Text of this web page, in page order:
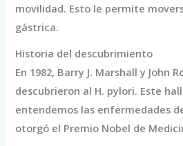
movilidad. Esto le permite
gástrica.
Historia del descubrimiento
En 1982, Barry J. Marshall y John
descubrieron al H. pylori. Este
entendemos las enfermedades
otorgó el Premio Nobel de